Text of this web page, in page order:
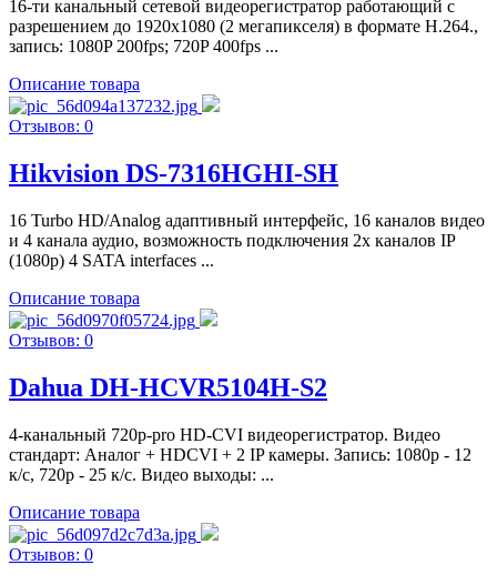
16-ти канальный сетевой видеорегистратор работающий с
разрешением до 1920х1080 (2 мегапикселя) в формате H.264.,
запись: 1080P 200fps; 720P 400fps ...
Описание товара
Отзывов: 0
Hikvision DS-7316HGHI-SH
16 Turbo HD/Analog адаптивный интерфейс, 16 каналов видео
и 4 канала аудио, возможность подключения 2х каналов IP
(1080p) 4 SATA interfaces ...
Описание товара
Отзывов: 0
Dahua DH-HCVR5104H-S2
4-канальный 720р-pro HD-CVI видеорегистратор. Видео
стандарт: Аналог + HDCVI + 2 IP камеры. Запись: 1080p - 12
к/с, 720p - 25 к/с. Видео выходы: ...
Описание товара
Отзывов: 0